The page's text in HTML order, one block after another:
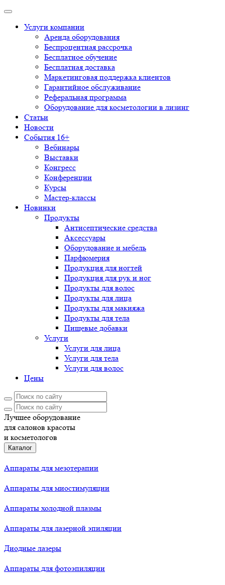
Услуги компании
Аренда оборудования
Беспроцентная рассрочка
Бесплатное обучение
Бесплатная доставка
Маркетинговая поддержка клиентов
Гарантийное обслуживание
Реферальная программа
Оборудование для косметологии в лизинг
Статьи
Новости
События 16+
Вебинары
Выставки
Конгресс
Конференции
Курсы
Мастер-классы
Новинки
Продукты
Антисептические средства
Аксессуары
Оборудование и мебель
Парфюмерия
Продукция для ногтей
Продукция для рук и ног
Продукты для волос
Продукты для лица
Продукты для макияжа
Продукты для тела
Пищевые добавки
Услуги
Услуги для лица
Услуги для тела
Услуги для волос
Цены
Лучшее оборудование
для салонов красоты
и косметологов
Каталог
Аппараты для мезотерапии
Аппараты для миостимуляции
Аппараты холодной плазмы
Аппараты для лазерной эпиляции
Диодные лазеры
Аппараты для фотоэпиляции